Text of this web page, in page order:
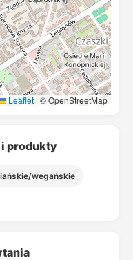
Leaflet | © OpenStreetMap
i produkty
wegańskie